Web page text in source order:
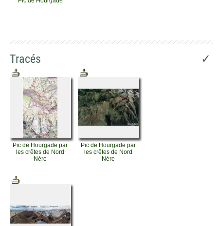
Tracés ✓
Pic de Hourgade par
les crêtes de Nord
Nère
Pic de Hourgade par
les crêtes de Nord
Nère